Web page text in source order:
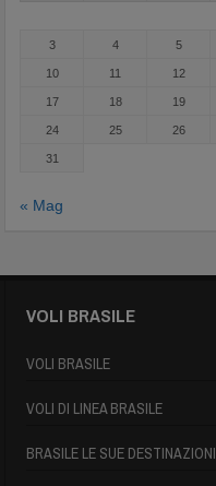
3 4 5
10 11 12
17 18 19
24 25 26
31
« Mag
VOLI BRASILE
VOLI BRASILE
VOLI DI LINEA BRASILE
BRASILE LE SUE DESTINAZIONI